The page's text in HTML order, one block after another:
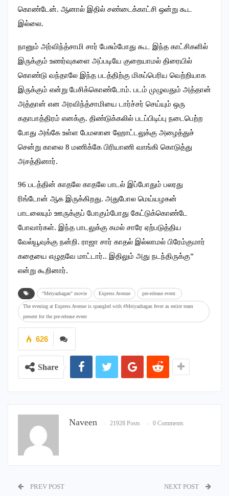
கொண்டேன். ஆனால் இதில் சண்டைக்காட்சி ஒன்று கூட
இல்லை.
நானும் அர்விந்த்சாமி சார் பேசும்போது கூட இந்த காட்சிகளில்
இருக்கும் உணர்வுகளை அப்படியே குறையாமல் திரையில்
கொண்டு வந்தாலே இந்த படத்திற்கு மிகப்பெரிய வெற்றியாக
இருக்கும் என்று பேசிக்கொண்டோம். படம் முழுவதும் அத்தான்
அத்தான் என அரவிந்த்சாமியை டார்ச்சர் செய்யும் ஒரு
கதாபாத்திரம் எனக்கு. திண்டுக்கலில் படப்பிடிப்பு நடைபெற்ற
போது அங்கே உள்ள பேமஸான ஹோட்டலுக்கு அழைத்துச்
சென்று காலை 8 மணிக்கே பிரியாணி வாங்கி கொடுத்து
அசத்தினார்.
96 படத்தின் காதலே காதலே பாடல் இப்போதும் பலரது
ரிங்டோன் ஆக இருக்கிறது. அதுபோல மெய்யழகன்
பாடலையும் ஊருக்குப் போகும்போது கேட்டுக்கொண்டே
போவார்கள். இந்த பாடலுக்கு கமல் சாரே ஏற்படுத்திய
வேல்யூவுக்கு நன்றி. ராஜா சார் காதல் இல்லாமல் பிரேம்குமார்
கதையை எழுதவே மாட்டார்.. இதிலும் அது நடந்திருக்கு”
என்று கூறினார்.
“Meiyazhagan" movie Express Avenue pre-release event.
The evening at Express Avenue is spangled with #Meiyazhagan fever as entire team
present for the pre-release event
626
Share
Naveen 21928 Posts 0 Comments
PREV POST NEXT POST